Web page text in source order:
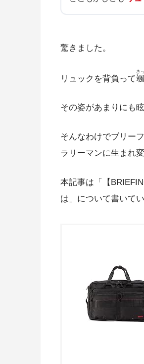
驚きました。
リュックを背負って
さ
その姿があまりにも
そんなわけでブリー
ラリーマンに生まれ
本記事は「【
は」について書いてい